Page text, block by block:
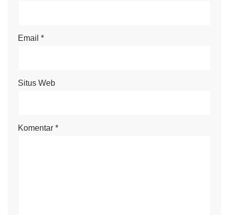
Email *
Situs Web
Komentar *